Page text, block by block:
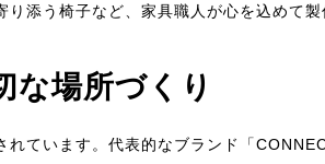
添う椅子など、家具職人が心を込めて製
な場所づくり
ています。代表的なブランド「